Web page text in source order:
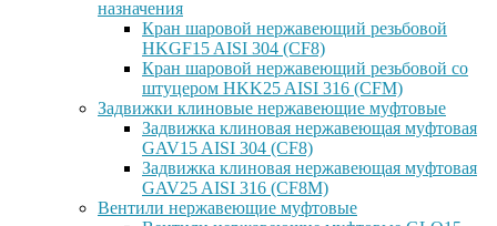
назначения
Кран шаровой нержавеющий резьбовой
HKGF15 AISI 304 (CF8)
Кран шаровой нержавеющий резьбовой со
штуцером HKK25 AISI 316 (CFM)
Задвижки клиновые нержавеющие муфтовые
Задвижка клиновая нержавеющая муфтовая
GAV15 AISI 304 (CF8)
Задвижка клиновая нержавеющая муфтовая
GAV25 AISI 316 (CF8M)
Вентили нержавеющие муфтовые